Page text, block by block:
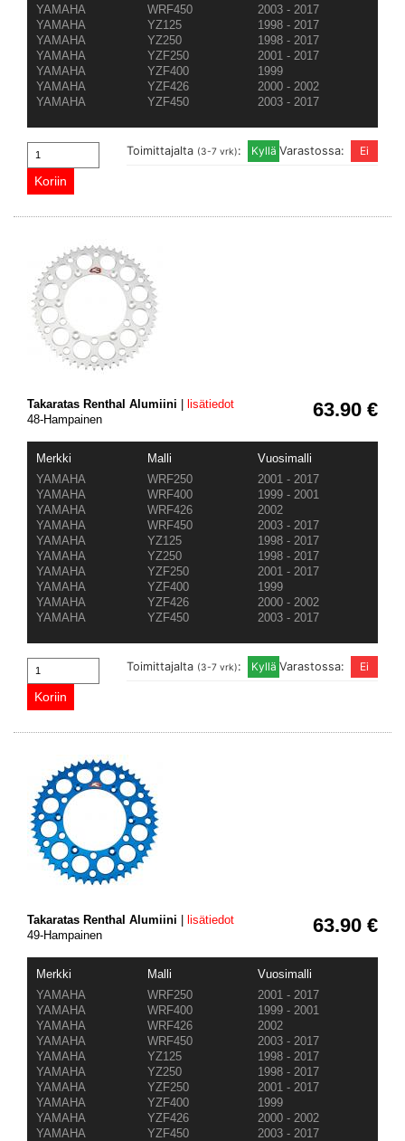
YAMAHA
WRF450
2003 - 2017
YAMAHA
YZ125
1998 - 2017
YAMAHA
YZ250
1998 - 2017
YAMAHA
YZF250
2001 - 2017
YAMAHA
YZF400
1999
YAMAHA
YZF426
2000 - 2002
YAMAHA
YZF450 2003 - 2017
Varastossa:
Toimittajalta (3-7 vrk):
63.90 €
Takaratas Renthal Alumiini
lisätiedot
48-Hampainen
Merkki Malli
Vuosimalli
YAMAHA
WRF250
2001 - 2017
YAMAHA
WRF400
1999 - 2001
YAMAHA
WRF426
2002
YAMAHA
WRF450
2003 - 2017
YAMAHA
YZ125
1998 - 2017
YAMAHA
YZ250
1998 - 2017
YAMAHA
YZF250
2001 - 2017
YAMAHA
YZF400
1999
YAMAHA
YZF426
2000 - 2002
YAMAHA
YZF450 2003 - 2017
Varastossa:
Toimittajalta (3-7 vrk):
63.90 €
Takaratas Renthal Alumiini
lisätiedot
49-Hampainen
Merkki Malli
Vuosimalli
YAMAHA
WRF250
2001 - 2017
YAMAHA
WRF400
1999 - 2001
YAMAHA
WRF426
2002
YAMAHA
WRF450
2003 - 2017
YAMAHA
YZ125
1998 - 2017
YAMAHA
YZ250
1998 - 2017
YAMAHA
YZF250
2001 - 2017
YAMAHA
YZF400
1999
YAMAHA
YZF426
2000 - 2002
YAMAHA
YZF450 2003 - 2017